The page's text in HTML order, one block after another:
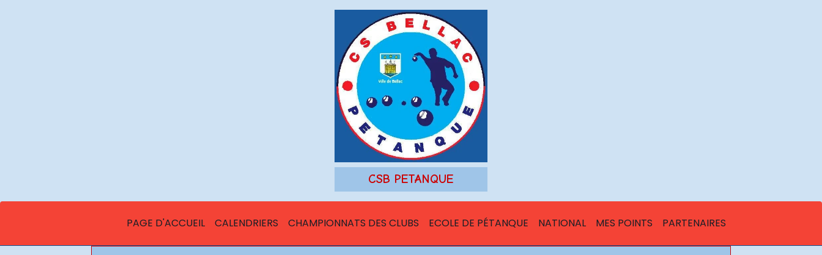
CSB PETANQUE
PAGE D'ACCUEIL CALENDRIERS CHAMPIONNATS DES CLUBS ECOLE DE PÉTANQUE NATIONAL MES POINTS PARTENAIRES